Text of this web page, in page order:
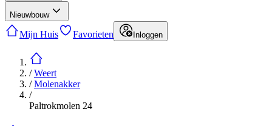
Nieuwbouw
Mijn Huis Favorieten Inloggen
/Weert
/Molenakker
/
Paltrokmolen 24